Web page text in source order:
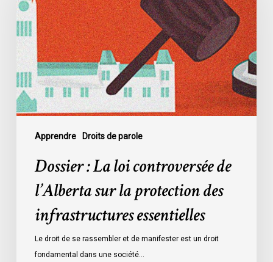
Apprendre Droits de parole
loi
controversée
de
l’Alberta
sur
la
protection
infrastructures
Dossier : La loi controversée de
l’Alberta sur la protection des
infrastructures essentielles
Le droit de se rassembler et de manifester est un droit
fondamental dans une société…